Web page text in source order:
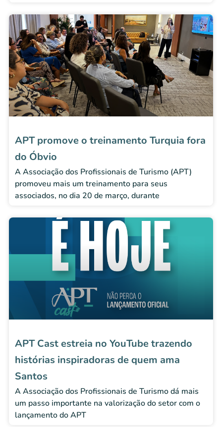
APT promove o treinamento Turquia fora
do Óbvio
A Associação dos Profissionais de Turismo (APT)
promoveu mais um treinamento para seus
associados, no dia 20 de março, durante
APT Cast estreia no YouTube trazendo
histórias inspiradoras de quem ama
Santos
A Associação dos Profissionais de Turismo dá mais
um passo importante na valorização do setor com o
lançamento do APT